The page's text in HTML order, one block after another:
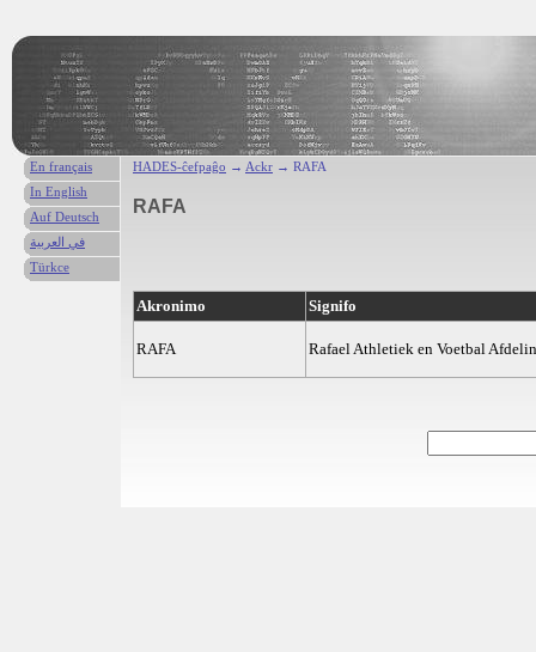
HADES-ĉefpaĝo → Ackr → RAFA
RAFA
Akronimo Signifo
RAFA Rafael Athletiek en Voetbal
En français
In English
Auf Deutsch
في العربية
Türkce